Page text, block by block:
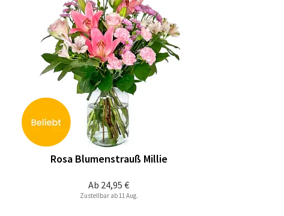
Ab 24,95 €
Rosa Blumenstrauß Millie
Zustellbar ab 11 Aug.